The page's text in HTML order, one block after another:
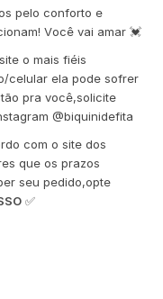
pelo conforto e
Você vai amar 💓
o mais fiéis
celular ela pode sofrer
pra você,solicite
@biquinidefita
com o site dos
que os prazos
seu pedido,opte
✅